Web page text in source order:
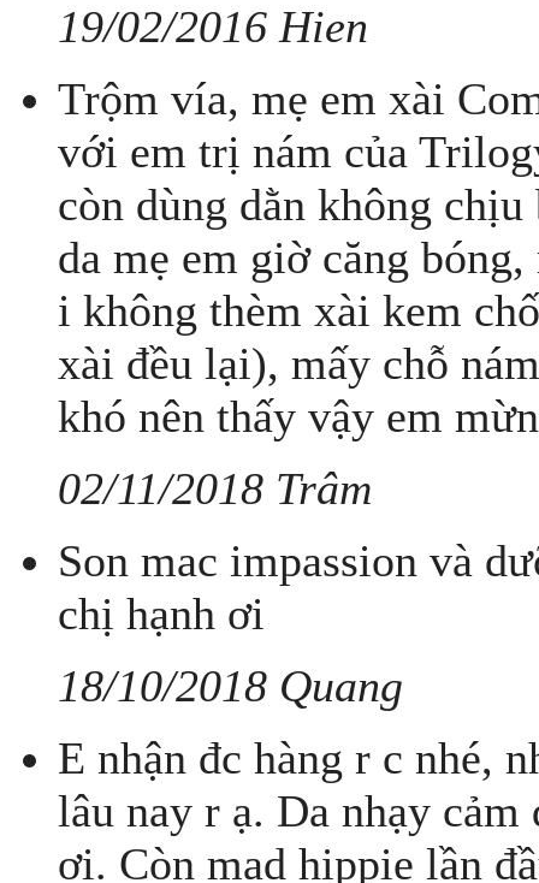
19/02/2016 Hien
Trộm vía, mẹ em xài
với em trị nám của
còn dùng dằn không
da mẹ em giờ căng
i không thèm xài kem
xài đều lại), mấy chỗ
khó nên thấy vậy em
02/11/2018 Trâm
Son mac impassion và
chị hạnh ơi
18/10/2018 Quang
E nhận đc hàng r c nhé,
lâu nay r ạ. Da nhạy
ơi. Còn mad hippie lần